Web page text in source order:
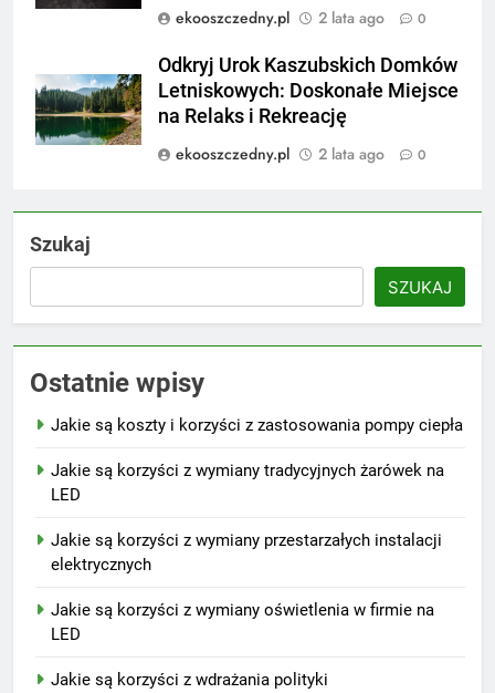
ekooszczedny.pl
2 lata ago 0
Odkryj Urok Kaszubskich Domków
Letniskowych: Doskonałe Miejsce
na Relaks i Rekreację
ekooszczedny.pl
2 lata ago 0
Szukaj
SZUKAJ
Ostatnie wpisy
Jakie są koszty i korzyści z zastosowania pompy ciepła
Jakie są korzyści z wymiany tradycyjnych żarówek na
LED
Jakie są korzyści z wymiany przestarzałych instalacji
elektrycznych
Jakie są korzyści z wymiany oświetlenia w firmie na
LED
Jakie są korzyści z wdrażania polityki